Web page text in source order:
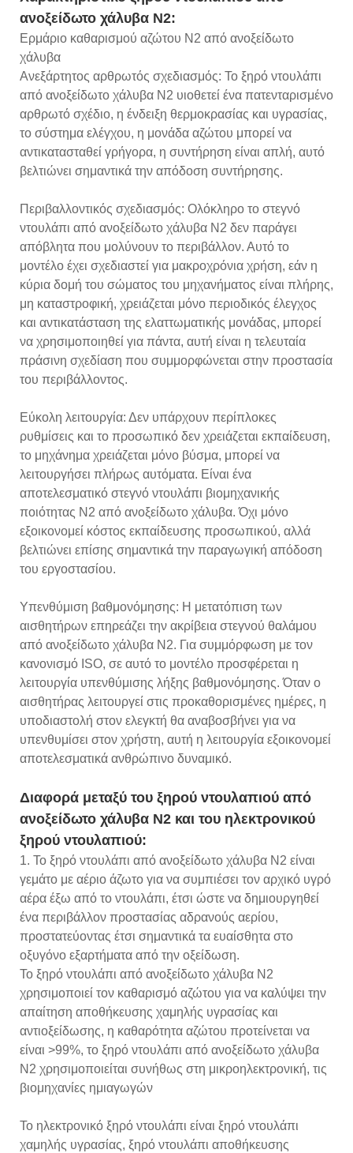
ανοξείδωτο χάλυβα N2:
Ερμάριο καθαρισμού αζώτου N2 από ανοξείδωτο
χάλυβα
Ανεξάρτητος αρθρωτός σχεδιασμός: Το ξηρό ντουλάπι
από ανοξείδωτο χάλυβα N2 υιοθετεί ένα πατενταρισμένο
αρθρωτό σχέδιο, η ένδειξη θερμοκρασίας και υγρασίας,
το σύστημα ελέγχου, η μονάδα αζώτου μπορεί να
αντικατασταθεί γρήγορα, η συντήρηση είναι απλή, αυτό
βελτιώνει σημαντικά την απόδοση συντήρησης.
Περιβαλλοντικός σχεδιασμός: Ολόκληρο το στεγνό
ντουλάπι από ανοξείδωτο χάλυβα N2 δεν παράγει
απόβλητα που μολύνουν το περιβάλλον. Αυτό το
μοντέλο έχει σχεδιαστεί για μακροχρόνια χρήση, εάν η
κύρια δομή του σώματος του μηχανήματος είναι πλήρης,
μη καταστροφική, χρειάζεται μόνο περιοδικός έλεγχος
και αντικατάσταση της ελαττωματικής μονάδας, μπορεί
να χρησιμοποιηθεί για πάντα, αυτή είναι η τελευταία
πράσινη σχεδίαση που συμμορφώνεται στην προστασία
του περιβάλλοντος.
Εύκολη λειτουργία: Δεν υπάρχουν περίπλοκες
ρυθμίσεις και το προσωπικό δεν χρειάζεται εκπαίδευση,
το μηχάνημα χρειάζεται μόνο βύσμα, μπορεί να
λειτουργήσει πλήρως αυτόματα. Είναι ένα
αποτελεσματικό στεγνό ντουλάπι βιομηχανικής
ποιότητας N2 από ανοξείδωτο χάλυβα. Όχι μόνο
εξοικονομεί κόστος εκπαίδευσης προσωπικού, αλλά
βελτιώνει επίσης σημαντικά την παραγωγική απόδοση
του εργοστασίου.
Υπενθύμιση βαθμονόμησης: Η μετατόπιση των
αισθητήρων επηρεάζει την ακρίβεια στεγνού θαλάμου
από ανοξείδωτο χάλυβα N2. Για συμμόρφωση με τον
κανονισμό ISO, σε αυτό το μοντέλο προσφέρεται η
λειτουργία υπενθύμισης λήξης βαθμονόμησης. Όταν ο
αισθητήρας λειτουργεί στις προκαθορισμένες ημέρες, η
υποδιαστολή στον ελεγκτή θα αναβοσβήνει για να
υπενθυμίσει στον χρήστη, αυτή η λειτουργία εξοικονομεί
αποτελεσματικά ανθρώπινο δυναμικό.
Διαφορά μεταξύ του ξηρού ντουλαπιού από
ανοξείδωτο χάλυβα N2 και του ηλεκτρονικού
ξηρού ντουλαπιού:
1. Το ξηρό ντουλάπι από ανοξείδωτο χάλυβα N2 είναι
γεμάτο με αέριο άζωτο για να συμπιέσει τον αρχικό υγρό
αέρα έξω από το ντουλάπι, έτσι ώστε να δημιουργηθεί
ένα περιβάλλον προστασίας αδρανούς αερίου,
προστατεύοντας έτσι σημαντικά τα ευαίσθητα στο
οξυγόνο εξαρτήματα από την οξείδωση.
Το ξηρό ντουλάπι από ανοξείδωτο χάλυβα N2
χρησιμοποιεί τον καθαρισμό αζώτου για να καλύψει την
απαίτηση αποθήκευσης χαμηλής υγρασίας και
αντιοξείδωσης, η καθαρότητα αζώτου προτείνεται να
είναι >99%, το ξηρό ντουλάπι από ανοξείδωτο χάλυβα
N2 χρησιμοποιείται συνήθως στη μικροηλεκτρονική, τις
βιομηχανίες ημιαγωγών
Το ηλεκτρονικό ξηρό ντουλάπι είναι ξηρό ντουλάπι
χαμηλής υγρασίας, ξηρό ντουλάπι αποθήκευσης